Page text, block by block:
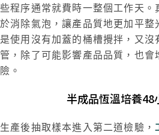
些程序通常就費時一整個工作天。
於消除氣泡，讓產品質地更加平整
是使用沒有加蓋的桶槽攪拌，又沒
管，除了可能影響產品品質，也會
險。
半成品恆溫培養48
生產後抽取樣本進入第二道檢驗，